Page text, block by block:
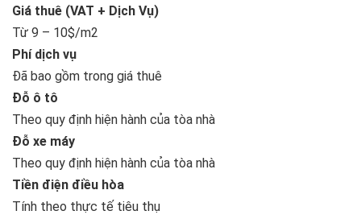
Giá thuê (VAT + Dịch Vụ)
Từ 9 – 10$/m2
Phí dịch vụ
Đã bao gồm trong giá thuê
Đỗ ô tô
Theo quy định hiện hành của tòa nhà
Đỗ xe máy
Theo quy định hiện hành của tòa nhà
Tiền điện điều hòa
Tính theo thực tế tiêu thụ